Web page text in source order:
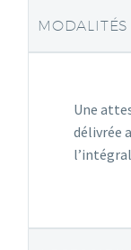
MODALITÉS
Une
délivrée